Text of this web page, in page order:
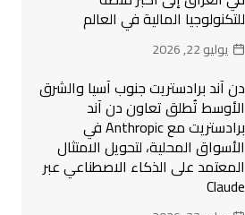
للتكنولوجيا المالية في العالم
يوليو 22, 2026
دن آند برادستريت جنوب آسيا والشرق
الأوسط تُطلق تعاون دن آند
برادستريت مع Anthropic في
الأسواق المحلية، لتحويل الامتثال
المعتمد على الذكاء الاصطناعي عبر
Claude